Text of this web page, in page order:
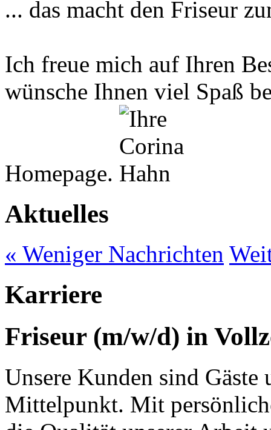
... das macht den Friseur
Ich freue mich auf Ihren
wünsche Ihnen viel Spaß
Homepage.
Aktuelles
« Weniger Nachrichten
Karriere
Friseur (m/w/d) in
Unsere Kunden sind Gäste
Mittelpunkt. Mit